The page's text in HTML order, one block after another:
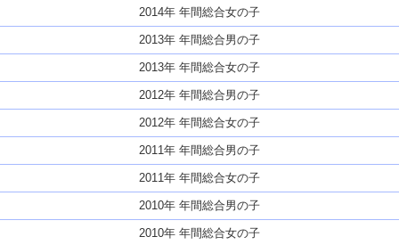
2014年 年間総合女の子
2013年 年間総合男の子
2013年 年間総合女の子
2012年 年間総合男の子
2012年 年間総合女の子
2011年 年間総合男の子
2011年 年間総合女の子
2010年 年間総合男の子
2010年 年間総合女の子